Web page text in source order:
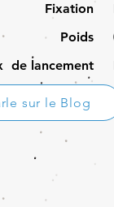
Fixation
Poids
de lancement
sur le Blog